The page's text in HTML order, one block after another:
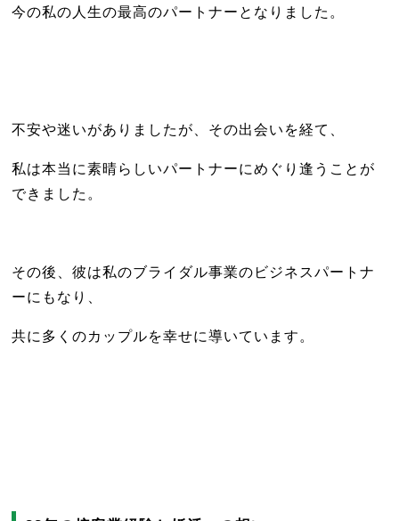
今の私の人生の最高のパートナーとなりました。
不安や迷いがありましたが、その出会いを経て、
私は本当に素晴らしいパートナーにめぐり逢うことが
できました。
その後、彼は私のブライダル事業のビジネスパートナ
ーにもなり、
共に多くのカップルを幸せに導いています。